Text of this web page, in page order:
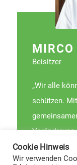
Beisitzer
„Wir alle
schützen.
Cookie Hinweis
Wir verwenden